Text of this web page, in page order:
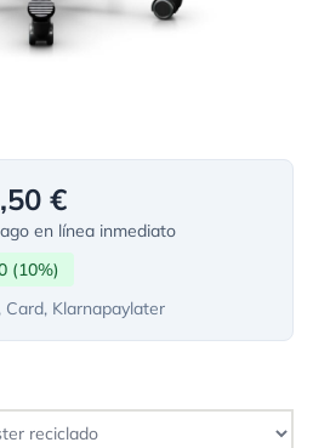
€
en línea inmediato
(10%)
Klarnapaylater